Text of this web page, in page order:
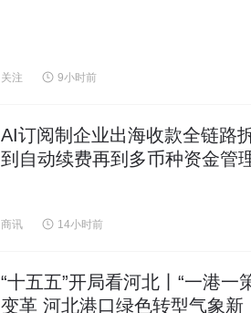
关注 9小时前
AI订阅制企业出海收款全链路
到自动续费再到多币种资金管
商讯 14小时前
“十五五”开局看河北丨“一港一
变革 河北港口绿色转型气象新